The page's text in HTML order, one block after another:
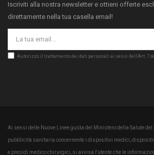
Iscriviti alla nostra newsletter e ottieni offerte
direttamente nella tua casella email!
Autorizzo il trattamento dei dati personali ai sensi dell’Art. 7
Ai sensi delle Nuove Linee guida del Ministero della Salute
pubblicità sanitaria concernente i dispositivi medici,
e presidi medico chirurgici, si avvisa l'utente che le